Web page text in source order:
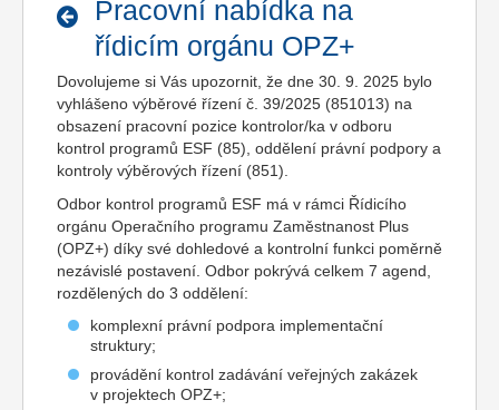
Pracovní nabídka na
řídicím orgánu OPZ+
Dovolujeme si Vás upozornit, že dne 30. 9. 2025 bylo
vyhlášeno výběrové řízení č. 39/2025 (851013) na
obsazení pracovní pozice kontrolor/ka v odboru
kontrol programů ESF (85), oddělení právní podpory a
kontroly výběrových řízení (851).
Odbor kontrol programů ESF má v rámci Řídicího
orgánu Operačního programu Zaměstnanost Plus
(OPZ+) díky své dohledové a kontrolní funkci poměrně
nezávislé postavení. Odbor pokrývá celkem 7 agend,
rozdělených do 3 oddělení:
komplexní právní podpora implementační
struktury;
provádění kontrol zadávání veřejných zakázek
v projektech OPZ+;